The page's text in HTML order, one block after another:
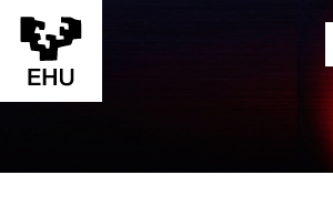
Saltar al contenido principal